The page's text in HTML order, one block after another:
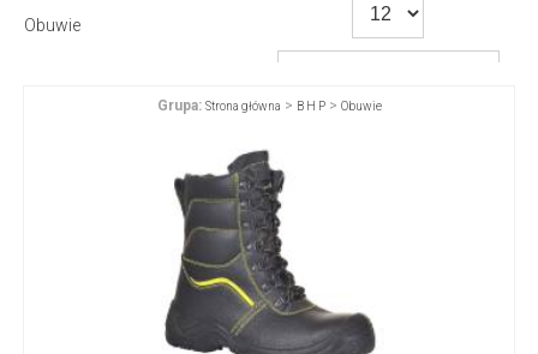
Obuwie
Grupa: Strona główna > B H P> Obuwie